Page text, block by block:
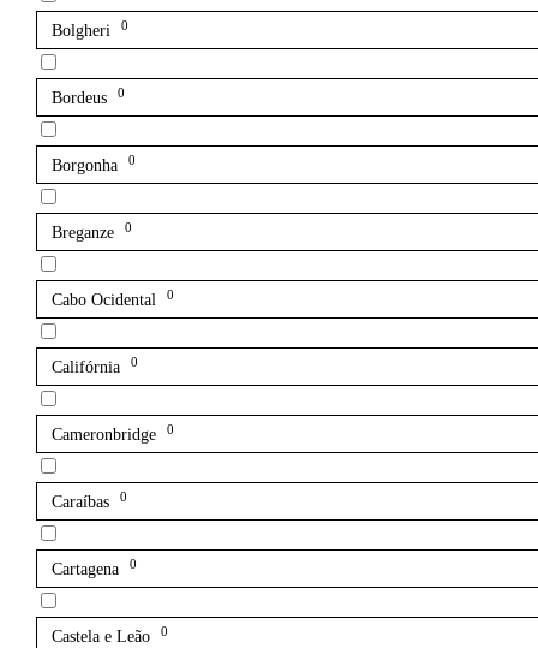
Bolgheri 0
Bordeus 0
Borgonha 0
Breganze 0
Cabo Ocidental 0
Califórnia 0
Cameronbridge 0
Caraíbas 0
Cartagena 0
Castela e Leão 0